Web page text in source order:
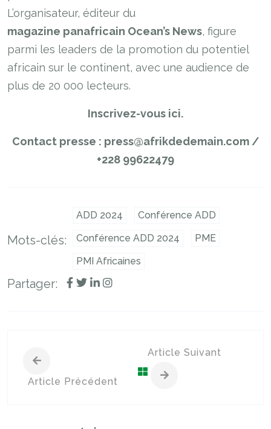
L’organisateur, éditeur du
magazine panafricain Ocean’s News, figure
parmi les leaders de la promotion du potentiel
africain sur le continent, avec une audience de
plus de 20 000 lecteurs.
Inscrivez-vous ici.
Contact presse : press@afrikdedemain.com /
+228 99622479
Mots-clés:
ADD 2024
Conférence ADD
Conférence ADD 2024
PME
PMI Africaines
Partager:
Article Précédent
Article Suivant